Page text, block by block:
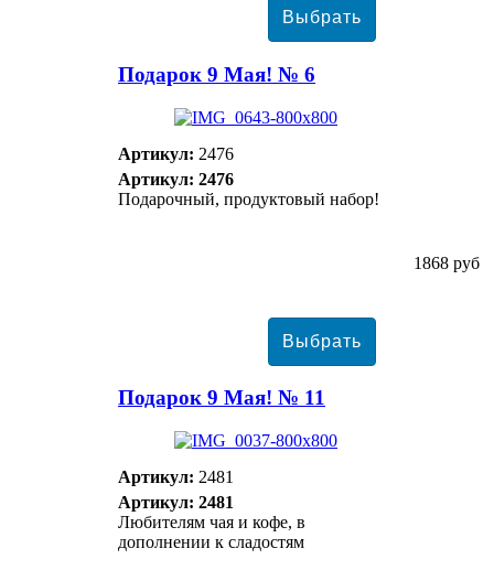
Подарок 9 Мая! № 6
Артикул: 2476
Артикул: 2476
Подарочный, продуктовый набор!
1868 руб
Подарок 9 Мая! № 11
Артикул: 2481
Артикул: 2481
Любителям чая и кофе, в
дополнении к сладостям